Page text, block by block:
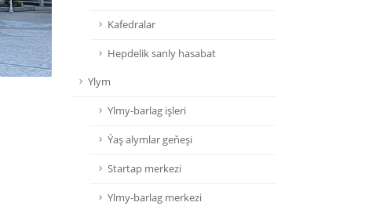
Kafedralar
Hepdelik sanly hasabat
Ylym
Ylmy-barlag işleri
Ýaş alymlar geňeşi
Startap merkezi
Ylmy-barlag merkezi